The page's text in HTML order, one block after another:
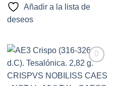
Añadir a la lista de
deseos